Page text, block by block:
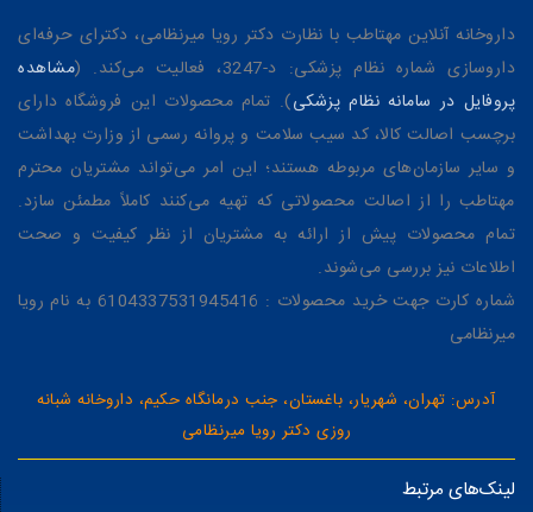
داروخانه آنلاین مهتاطب با نظارت دکتر رویا میرنظامی، دکترای حرفه‌ای
داروسازی شماره نظام پزشکی: د-3247، فعالیت می‌کند. (
مشاهده
پروفایل در سامانه نظام پزشکی). تمام محصولات این فروشگاه دارای
برچسب اصالت کالا، کد سیب سلامت و پروانه رسمی از وزارت بهداشت
و سایر سازمان‌های مربوطه هستند؛ این امر می‌تواند مشتریان محترم
مهتاطب را از اصالت محصولاتی که تهیه می‌کنند کاملاً مطمئن سازد.
تمام محصولات پیش از ارائه به مشتریان از نظر کیفیت و صحت
اطلاعات نیز بررسی می‌شوند.
شماره کارت جهت خرید محصولات : 6104337531945416 به نام رویا
میرنظامی
آدرس: تهران، شهریار، باغستان، جنب درمانگاه حکیم، داروخانه شبانه
روزی دکتر رویا میرنظامی
لینک‌های مرتبط